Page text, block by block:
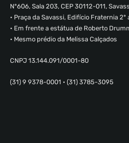
Nº606, Sala 203, CEP 30112-011,
• Praça da Savassi, Edifício Fraternia 2º
• Em frente a estátua de Roberto
• Mesmo prédio da Melissa Calçados
CNPJ 13.144.091/0001-80
(31) 9 9378-0001 • (31) 3785-3095